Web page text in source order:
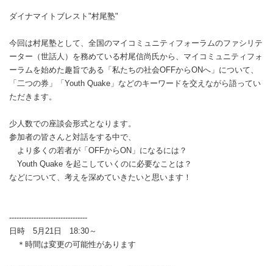
ダイナマイトブレスト"村尾塾"
今回は村尾塾として、全国のマイコミュニティフォーラムのファシリテ
ーター（世話人）を務めている村尾信尚氏から、マイコミュニティフォ
ーラムを始めた趣旨である「私たちの社会OFFからONへ」について、
「二つの券」「Youth Quake」などのキーワードを交えながら語ってい
ただきます。
少人数での座談会形式となります。
参加者の皆さんと対話をする中で、
より多くの若者が「OFFからON」になるには？
Youth Quake を起こしていくのに必要なことは？
などについて、考えを深めていきたいと思います！
--------------------------------
日時 5月21日 18:30～
＊時間は変更の可能性があります